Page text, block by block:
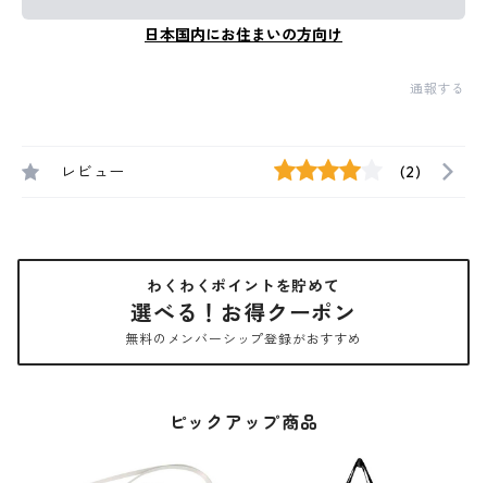
日本国内にお住まいの方向け
通報する
レビュー (2)
わくわくポイントを貯めて
選べる！お得クーポン
無料のメンバーシップ登録がおすすめ
ピックアップ商品